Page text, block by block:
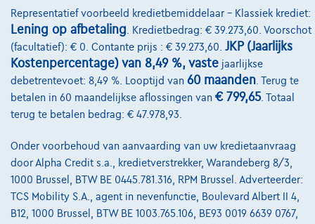
Representatief voorbeeld kredietbemiddelaar – Klassiek krediet:
Lening op afbetaling. Kredietbedrag: € 39.273,60. Voorschot
(facultatief): € 0. Contante prijs : € 39.273,60. JKP (Jaarlijks
Kostenpercentage) van 8,49 %, vaste jaarlijkse
debetrentevoet: 8,49 %. Looptijd van 60 maanden. Terug te
betalen in 60 maandelijkse aflossingen van € 799,65. Totaal
terug te betalen bedrag: € 47.978,93.
Onder voorbehoud van aanvaarding van uw kredietaanvraag
door Alpha Credit s.a., kredietverstrekker, Warandeberg 8/3,
1000 Brussel, BTW BE 0445.781.316, RPM Brussel. Adverteerder:
TCS Mobility S.A., agent in nevenfunctie, Boulevard Albert II 4,
B12, 1000 Brussel, BTW BE 1003.765.106, BE93 0019 6639 0767,
Onze dealers
Onze partners
Onze team
Contact
@2024 TCS Mobility SA/NV Copyright
Algemene Voorwaarden
Bijstandsvoorwaarden